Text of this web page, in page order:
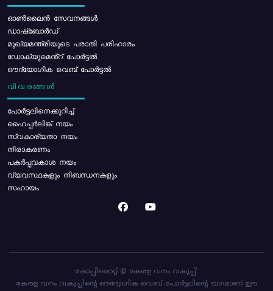
ഓൺലൈൻ സേവനങ്ങൾ
ഡാഷ്ബോർഡ്
മുഖ്യമന്ത്രിയുടെ പരാതി പരിഹാരം
ഡോക്യുമെൻ്റ് പോർട്ടൽ
ഔദ്യോഗിക വെബ് പോർട്ടൽ
വിവരങ്ങൾ
പോര്‍ട്ടലിനെക്കുറിച്ച്
ഹൈപ്പർലിങ്ക് നയം
സ്വകാര്യതാ നയം
നിരാകരണം
പകർപ്പവകാശ നയം
വ്യവസ്ഥകളും നിബന്ധനകളും
സഹായം
കോപ്പിറൈറ്റ് @ കേരള വനം വകുപ്പ്.
കേരള വനം വകുപ്പിന്റെ ഔദ്യോഗിക വെബ്-പോർട്ടലിന്റെ ഭാഗമാണ് ഈ